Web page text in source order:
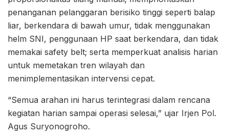
penanganan pelanggaran berisiko tinggi seperti balap
liar, berkendara di bawah umur, tidak menggunakan
helm SNI, penggunaan HP saat berkendara, dan tidak
memakai safety belt; serta memperkuat analisis harian
untuk memetakan tren wilayah dan
menimplementasikan intervensi cepat.
“Semua arahan ini harus terintegrasi dalam rencana
kegiatan harian sampai operasi selesai,” ujar Irjen Pol.
Agus Suryonogroho.